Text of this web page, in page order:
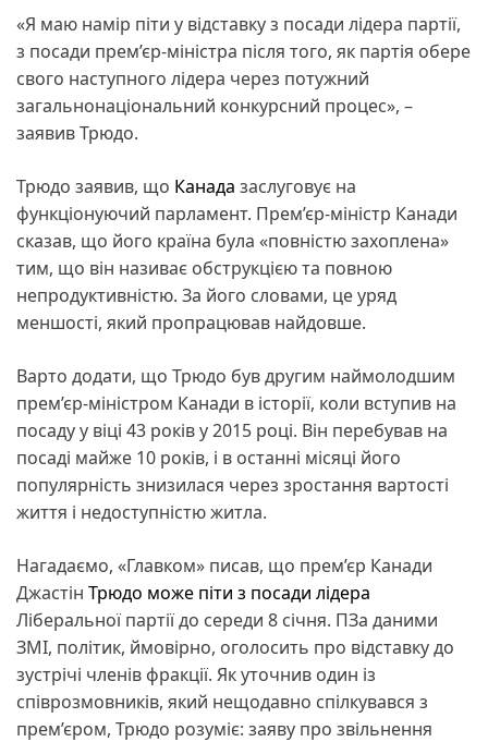
«Я маю намір піти у відставку з посади лідера партії,
з посади прем’єр-міністра після того, як партія обере
свого наступного лідера через потужний
загальнонаціональний конкурсний процес», –
заявив Трюдо.
Трюдо заявив, що Канада заслуговує на
функціонуючий парламент. Прем’єр-міністр Канади
сказав, що його країна була «повністю захоплена»
тим, що він називає обструкцією та повною
непродуктивністю. За його словами, це уряд
меншості, який пропрацював найдовше.
Варто додати, що Трюдо був другим наймолодшим
прем’єр-міністром Канади в історії, коли вступив на
посаду у віці 43 років у 2015 році. Він перебував на
посаді майже 10 років, і в останні місяці його
популярність знизилася через зростання вартості
життя і недоступністю житла.
Нагадаємо, «Главком» писав, що прем’єр Канади
Джастін Трюдо може піти з посади лідера
Ліберальної партії до середи 8 січня. ПЗа даними
ЗМІ, політик, ймовірно, оголосить про відставку до
зустрічі членів фракції. Як уточнив один із
співрозмовників, який нещодавно спілкувався з
прем’єром, Трюдо розуміє: заяву про звільнення